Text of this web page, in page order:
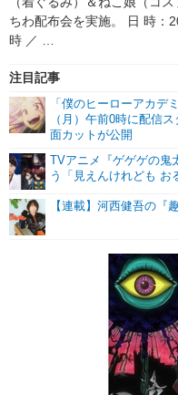
ちわ配布会を実施。 日 時：
時 ／ …
注目記事
「僕のヒーローアカデ
（月）午前0時に配信
面カットが公開
TVアニメ『ゲゲゲの
う「見えんけれども お
【連載】河西健吾の『